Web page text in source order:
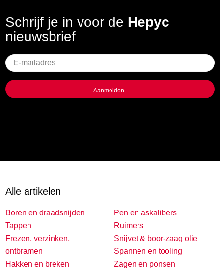
Schrijf je in voor de Hepyc
nieuwsbrief
Geen
titel
Alle artikelen
Boren en draadsnijden
Tappen
Frezen, verzinken,
ontbramen
Hakken en breken
Pen en askalibers
Ruimers
Snijvet & boor-zaag olie
Spannen en tooling
Zagen en ponsen